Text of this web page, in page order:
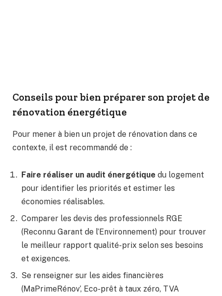
Conseils pour bien préparer son projet de
rénovation énergétique
Pour mener à bien un projet de rénovation dans ce
contexte, il est recommandé de :
Faire réaliser un audit énergétique du logement
pour identifier les priorités et estimer les
économies réalisables.
Comparer les devis des professionnels RGE
(Reconnu Garant de l’Environnement) pour trouver
le meilleur rapport qualité-prix selon ses besoins
et exigences.
Se renseigner sur les aides financières
(MaPrimeRénov’, Eco-prêt à taux zéro, TVA